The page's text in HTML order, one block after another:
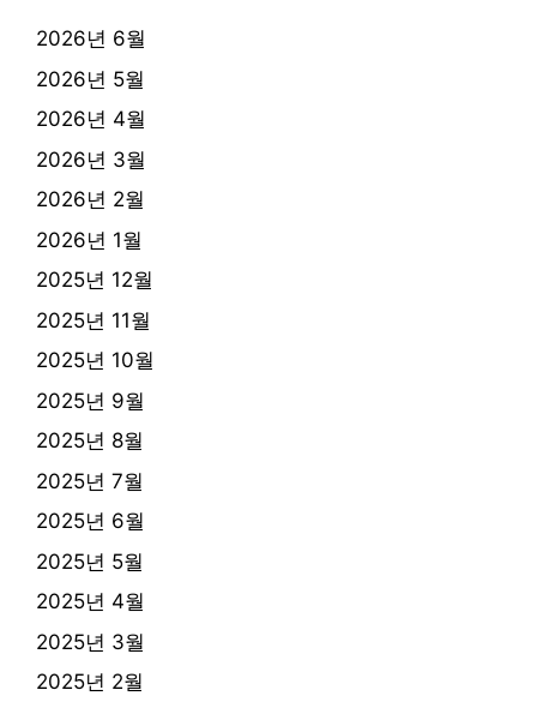
2026년 6월
2026년 5월
2026년 4월
2026년 3월
2026년 2월
2026년 1월
2025년 12월
2025년 11월
2025년 10월
2025년 9월
2025년 8월
2025년 7월
2025년 6월
2025년 5월
2025년 4월
2025년 3월
2025년 2월